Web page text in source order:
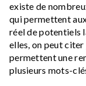
existe de
qui permettent
réel de potentiels
elles, on peut citer
permettent une
plusieurs mots-